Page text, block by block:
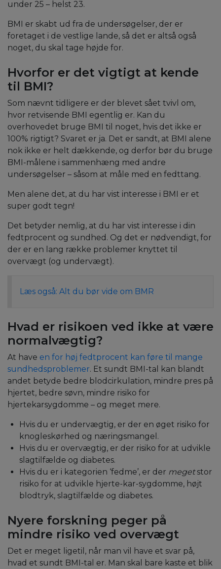
under 25 – helst 23.
BMI er skabt ud fra de undersøgelser, der er
foretaget i de vestlige lande, så det er altså også
noget, du skal tage højde for.
Hvorfor er det vigtigt at kende
til BMI?
Som nævnt tidligere er der blevet sået tvivl om,
hvor retvisende BMI egentlig er. Kan du
overhovedet bruge BMI til noget, hvis det ikke er
100% rigtigt? Svaret er ja. Det er sandt, at BMI alene
nok ikke er helt dækkende, og derfor bør du bruge
BMI-målene i sammenhæng med andre
undersøgelser – såsom at måle med en fedttang.
Men alene det, at du har vist interesse i BMI er et
super godt tegn!
Det betyder nemlig, at du har vist interesse i din
fedtprocent og sundhed. Og det er nødvendigt, for
der er en lang række problemer knyttet til
overvægt (og undervægt).
Læs også: Alt du bør vide om BMR
Hvad er risikoen ved ikke at være
normalvægtig?
At have en for høj fedtprocent kan føre til mange
sundhedsproblemer. Et sundt BMI-tal kan blandt
andet betyde bedre blodcirkulation, mindre pres på
hjertet, bedre søvn, mindre risiko for
hjertekarsygdomme – og meget mere.
Hvis du er undervægtig, er der en øget risiko for
knogleskørhed og næringsmangel.
Hvis du er overvægtig, er der risiko for at udvikle
slagtilfælde og diabetes.
Hvis du er i kategorien ‘fedme’, er der megetstor
risiko for at udvikle hjerte-kar-sygdomme, højt
blodtryk, slagtilfælde og diabetes.
Nyere forskning peger på
mindre risiko ved overvægt
Det er meget ligetil, når man vil have et svar på,
hvad et sundt BMI-tal er. Man skal bare kaste et blik